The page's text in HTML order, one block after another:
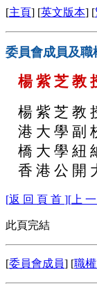
[主頁] [英文版本] [
委員會成員及職
楊 紫 芝 教
楊 紫 芝 教
港 大 學 副
橋 大 學 紐
香 港 公 開
[返 回 頁 首 ][ 上
此頁完結
[委員會成員] [職